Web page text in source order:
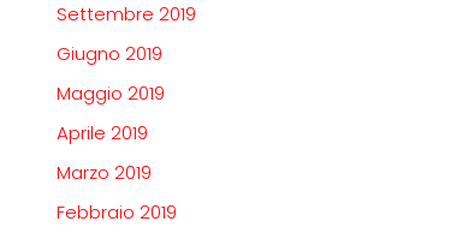
Settembre 2019
Giugno 2019
Maggio 2019
Aprile 2019
Marzo 2019
Febbraio 2019